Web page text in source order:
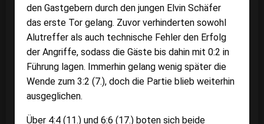
den Gastgebern durch den jungen Elvin Schäfer
das erste Tor gelang. Zuvor verhinderten sowohl
Alutreffer als auch technische Fehler den Erfolg
der Angriffe, sodass die Gäste bis dahin mit 0:2 in
Führung lagen. Immerhin gelang wenig später die
Wende zum 3:2 (7.), doch die Partie blieb weiterhin
ausgeglichen.
Über 4:4 (11.) und 6:6 (17.) boten sich beide